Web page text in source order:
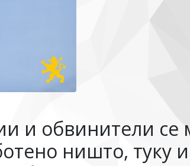
и обвинители се
ништо, туку